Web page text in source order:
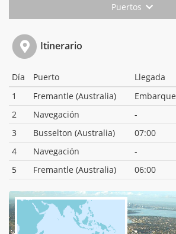
Puertos
Itinerario
Día Puerto Llegada
1
Fremantle (Australia) Embarque
2
Navegación -
3
Busselton (Australia) 07:00
4
Navegación -
5
Fremantle (Australia) 06:00